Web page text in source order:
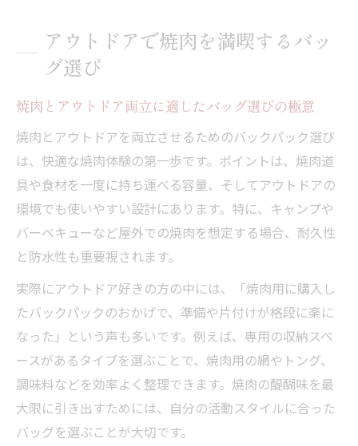
焼肉道具が出し入れしやすいバッグの特徴
を解説
アウトドア焼肉に最適な収納力と焼肉向け
焼肉がもっと快適に運べる装備の工夫
焼肉道具を快適運搬するパッキングのコツ
焼肉用バックパック活用の工夫と実践例を
紹介
焼肉の荷物がブレない安定装備のポイント
焼肉シーン別に変える収納アイデアの実例
焼肉の荷物分散で体の負担を減らすヒント
快適な焼肉にはどんなバックパックが最適か
焼肉を快適に運ぶためのバックパック選び
基準
焼肉シーンで役立つ快適設計のバックパッ
ク特集
アウトドアで焼肉を満喫するバッ
グ選び
焼肉とアウトドア両立に適したバッグ選びの極意
焼肉とアウトドアを両立させるためのバックパック選び
は、快適な焼肉体験の第一歩です。ポイントは、焼肉道
具や食材を一度に持ち運べる容量、そしてアウトドアの
環境でも使いやすい設計にあります。特に、キャンプや
バーベキューなど屋外での焼肉を想定する場合、耐久性
と防水性も重要視されます。
実際にアウトドア好きの方の中には、「焼肉用に購入し
たバックパックのおかげで、準備や片付けが格段に楽に
なった」という声も多いです。例えば、専用の収納スペ
ースがあるタイプを選ぶことで、焼肉用の網やトング、
調味料などを効率よく整理できます。焼肉の醍醐味を最
大限に引き出すためには、自分の活動スタイルに合った
バッグを選ぶことが大切です。